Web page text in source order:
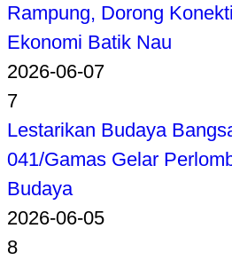
Rampung, Dorong
Ekonomi Batik Nau
2026-06-07
7
Lestarikan Budaya
041/Gamas Gelar
Budaya
2026-06-05
8